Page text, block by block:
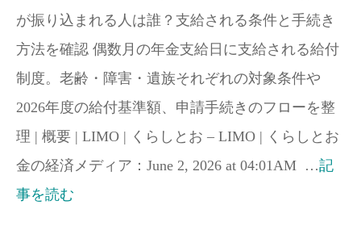
が振り込まれる人は誰？支給される条件と手続き
方法を確認 偶数月の年金支給日に支給される給付
制度。老齢・障害・遺族それぞれの対象条件や
2026年度の給付基準額、申請手続きのフローを整
理 | 概要 | LIMO | くらしとお – LIMO | くらしとお
金の経済メディア：June 2, 2026 at 04:01AM …記
事を読む